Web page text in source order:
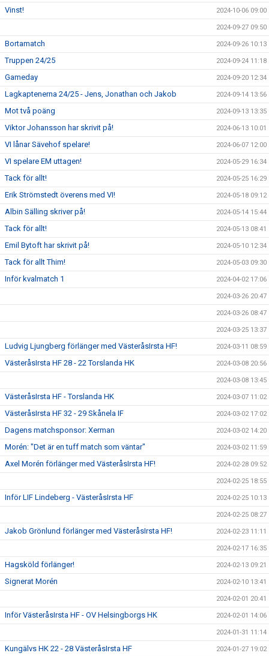
Vinst! 2024-10-06 09:00
2024-09-27 09:50
Bortamatch 2024-09-26 10:13
Truppen 24/25 2024-09-24 11:18
Gameday 2024-09-20 12:34
Lagkaptenerna 24/25 - Jens, Jonathan och Jakob 2024-09-14 13:56
Mot två poäng 2024-09-13 13:35
Viktor Johansson har skrivit på! 2024-06-13 10:01
VI lånar Sävehof spelare! 2024-06-07 12:00
VI spelare EM uttagen! 2024-05-29 16:34
Tack för allt! 2024-05-25 16:29
Erik Strömstedt överens med VI! 2024-05-18 09:12
Albin Sälling skriver på! 2024-05-14 15:44
Tack för allt! 2024-05-13 08:41
Emil Bytoft har skrivit på! 2024-05-10 12:34
Tack för allt Thim! 2024-05-03 09:30
Inför kvalmatch 1 2024-04-02 17:06
2024-03-26 20:47
2024-03-26 08:47
2024-03-25 13:37
Ludvig Ljungberg förlänger med VästeråsIrsta HF! 2024-03-11 08:59
VästeråsIrsta HF 28 - 22 Torslanda HK 2024-03-08 20:56
2024-03-08 13:45
VästeråsIrsta HF - Torslanda HK 2024-03-07 11:02
VästeråsIrsta HF 32 - 29 Skånela IF 2024-03-02 17:02
Dagens matchsponsor: Xerman 2024-03-02 14:20
Morén: "Det är en tuff match som väntar" 2024-03-02 11:59
Axel Morén förlänger med VästeråsIrsta HF! 2024-02-28 09:52
2024-02-25 18:55
Inför LIF Lindeberg - VästeråsIrsta HF 2024-02-25 10:13
2024-02-25 08:27
Jakob Grönlund förlänger med VästeråsIrsta HF! 2024-02-23 11:11
2024-02-17 16:35
Hagsköld förlänger! 2024-02-13 09:21
Signerat Morén 2024-02-10 13:41
2024-02-01 20:41
Inför VästeråsIrsta HF - OV Helsingborgs HK 2024-02-01 14:06
2024-01-31 11:14
Kungälvs HK 22 - 28 VästeråsIrsta HF 2024-01-27 19:02